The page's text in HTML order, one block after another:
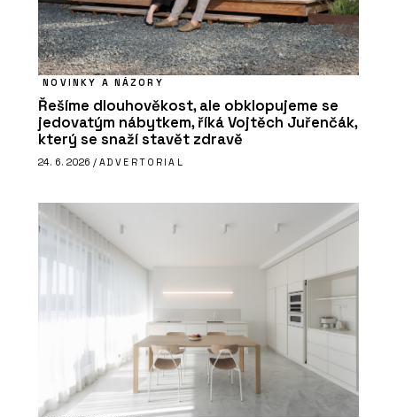
NOVINKY A NÁZORY
Řešíme dlouhověkost, ale obklopujeme se
jedovatým nábytkem, říká Vojtěch Juřenčák,
který se snaží stavět zdravě
24. 6. 2026 / ADVERTORIAL